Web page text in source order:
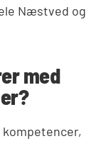
Næstved og
med